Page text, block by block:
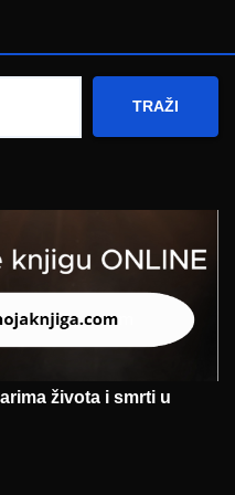
TRAŽI
života i smrti u